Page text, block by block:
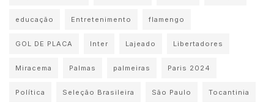
educação Entretenimento flamengo
GOL DE PLACA Inter Lajeado Libertadores
Miracema Palmas palmeiras Paris 2024
Política Seleção Brasileira São Paulo Tocantinia